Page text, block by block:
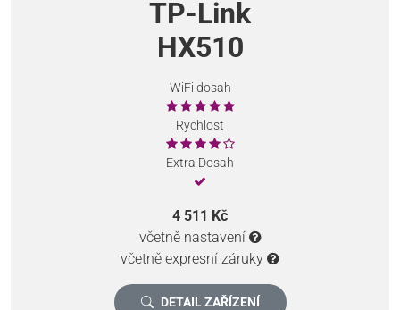
TP-Link
HX510
WiFi dosah
Rychlost
Extra Dosah
4 511 Kč
včetně nastavení
včetně expresní záruky
DETAIL ZAŘÍZENÍ